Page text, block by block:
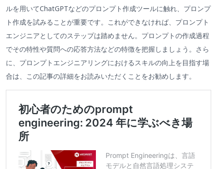
ルを用いてChatGPTなどのプロンプト作成ツールに触れ、プロンプ
ト作成を試みることが重要です。これができなければ、プロンプト
エンジニアとしてのステップは踏めません。プロンプトの作成過程
でその特性や質問への応答方法などの特徴を把握しましょう。さら
に、プロンプトエンジニアリングにおけるスキルの向上を目指す場
合は、この記事の詳細をお読みいただくことをお勧めします。